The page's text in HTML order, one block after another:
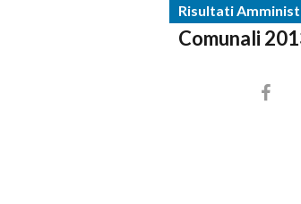
Risultati
Comunali